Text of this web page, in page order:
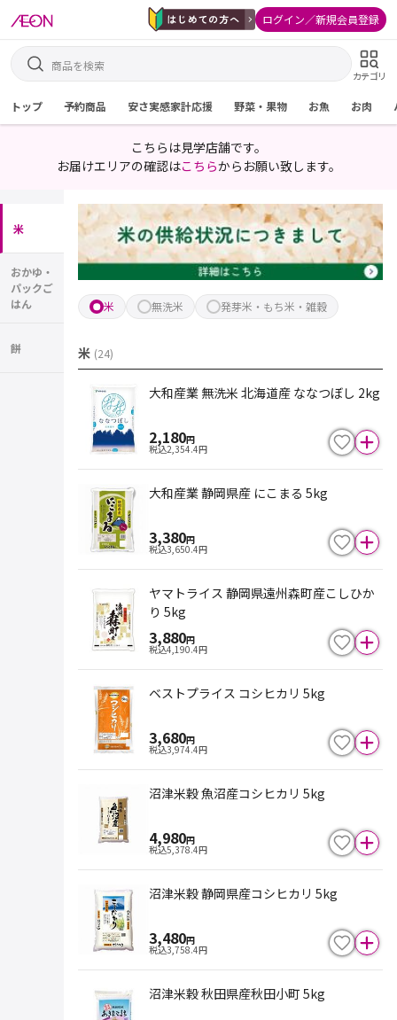
ログイン／新規会員登録
カテゴリ
トップ 予約商品 安さ実感家計応援 野菜・果物 お魚 お肉
こちらは見学店舗です。
お届けエリアの確認はこちらからお願い致します。
米
おかゆ・
パックご
はん
餅
米 無洗米 発芽米・もち米・雑穀
米 (24)
大和産業 無洗米 北海道産 ななつぼし 2kg
2,180円
税込2,354.4円
大和産業 静岡県産 にこまる 5kg
3,380円
税込3,650.4円
ヤマトライス 静岡県遠州森町産こしひか
り 5kg
3,880円
税込4,190.4円
ベストプライス コシヒカリ 5kg
3,680円
税込3,974.4円
沼津米穀 魚沼産コシヒカリ 5kg
4,980円
税込5,378.4円
沼津米穀 静岡県産コシヒカリ 5kg
3,480円
税込3,758.4円
沼津米穀 秋田県産秋田小町 5kg